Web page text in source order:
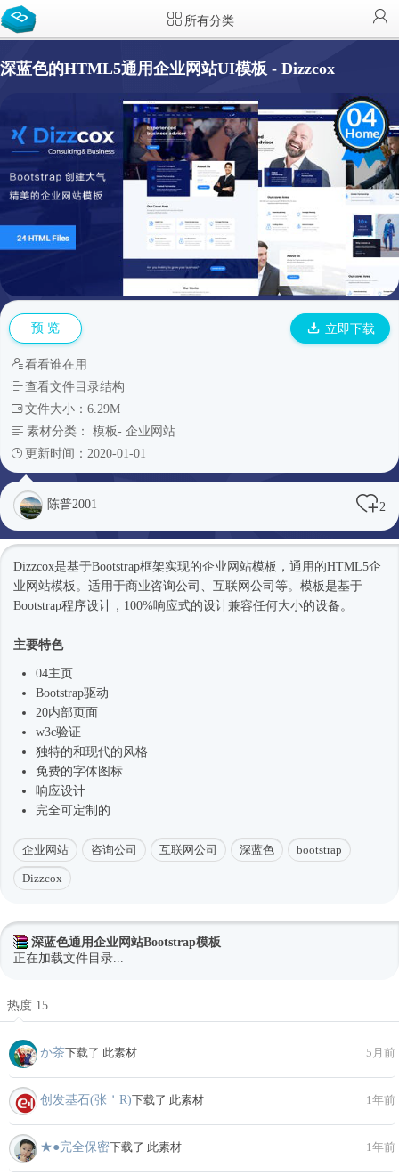
所有分类
深蓝色的HTML5通用企业网站UI模板 - Dizzcox
预 览 立即下载
看看谁在用
查看文件目录结构
文件大小：6.29M
素材分类： 模板- 企业网站
更新时间：2020-01-01
陈普2001 2
Dizzcox是基于Bootstrap框架实现的企业 网站模板 ，通用的HTML5企
业 网站模板 。适用于商业咨询公司、互联网公司等。模板是基于
Bootstrap程序设计，100%响应式的设计兼容任何大小的设备。
主要特色
04主页
Bootstrap驱动
20内部页面
w3c验证
独特的和现代的风格
免费的字体图标
响应设计
完全可定制的
企业网站 咨询公司 互联网公司 深蓝色 bootstrap
Dizzcox
深蓝色通用企业网站Bootstrap模板
正在加载文件目录...
热度 15
か茶下载了 此素材 5月前
创发基石(张＇R)下载了 此素材 1年前
★●完全保密下载了 此素材 1年前